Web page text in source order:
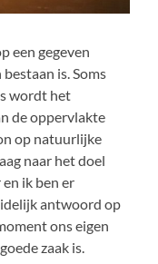
een gegeven
is. Soms
wordt het
de oppervlakte
op natuurlijke
naar het doel
ik ben er
antwoord op
ons eigen
zaak is.